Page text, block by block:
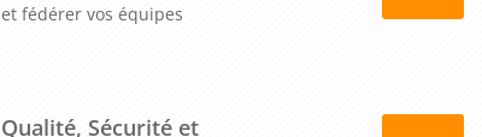
et fédérer vos équipes
Qualité, Sécurité et